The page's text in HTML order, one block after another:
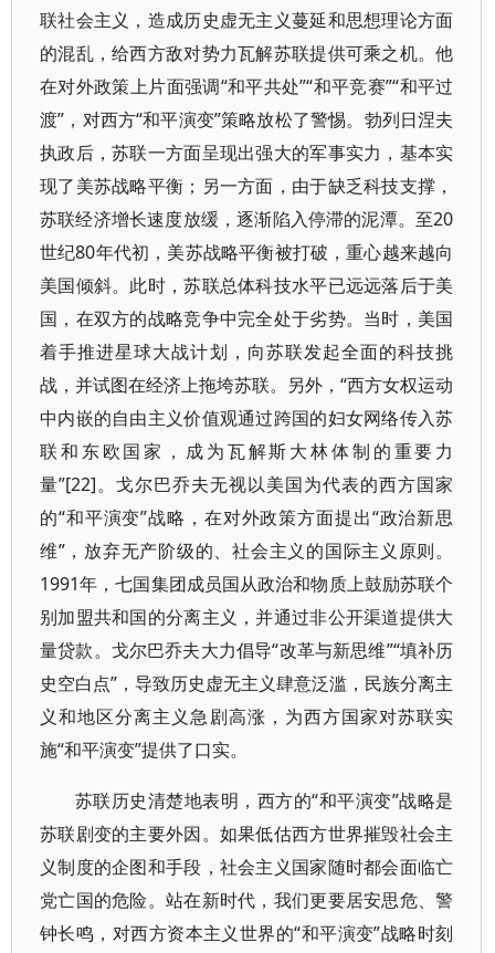
联社会主义，造成历史虚无主义蔓延和思想理论方面
的混乱，给西方敌对势力瓦解苏联提供可乘之机。他
在对外政策上片面强调“和平共处”“和平竞赛”“和平过
渡”，对西方“和平演变”策略放松了警惕。勃列日涅夫
执政后，苏联一方面呈现出强大的军事实力，基本实
现了美苏战略平衡；另一方面，由于缺乏科技支撑，
苏联经济增长速度放缓，逐渐陷入停滞的泥潭。至20
世纪80年代初，美苏战略平衡被打破，重心越来越向
美国倾斜。此时，苏联总体科技水平已远远落后于美
国，在双方的战略竞争中完全处于劣势。当时，美国
着手推进星球大战计划，向苏联发起全面的科技挑
战，并试图在经济上拖垮苏联。另外，“西方女权运动
中内嵌的自由主义价值观通过跨国的妇女网络传入苏
联和东欧国家，成为瓦解斯大林体制的重要力
量”[22]。戈尔巴乔夫无视以美国为代表的西方国家
的“和平演变”战略，在对外政策方面提出“政治新思
维”，放弃无产阶级的、社会主义的国际主义原则。
1991年，七国集团成员国从政治和物质上鼓励苏联个
别加盟共和国的分离主义，并通过非公开渠道提供大
量贷款。戈尔巴乔夫大力倡导“改革与新思维”“填补历
史空白点”，导致历史虚无主义肆意泛滥，民族分离主
义和地区分离主义急剧高涨，为西方国家对苏联实
施“和平演变”提供了口实。
苏联历史清楚地表明，西方的“和平演变”战略是
苏联剧变的主要外因。如果低估西方世界摧毁社会主
义制度的企图和手段，社会主义国家随时都会面临亡
党亡国的危险。站在新时代，我们更要居安思危、警
钟长鸣，对西方资本主义世界的“和平演变”战略时刻